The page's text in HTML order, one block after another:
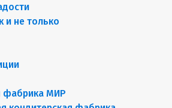
и не только
фабрика МИР